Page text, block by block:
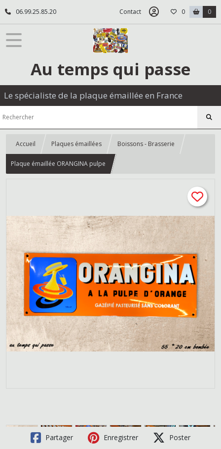
06.99.25.85.20 Contact 0 0
Au temps qui passe
Le spécialiste de la plaque émaillée en France
Accueil Plaques émaillées Boissons - Brasserie
Plaque émaillée ORANGINA pulpe
Partager Enregistrer Poster